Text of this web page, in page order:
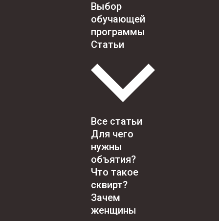
Выбор
обучающей
программы
Статьи
Все статьи
Для чего
нужны
объятия?
Что такое
сквирт?
Зачем
женщины